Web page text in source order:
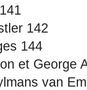
142
144
et George
van